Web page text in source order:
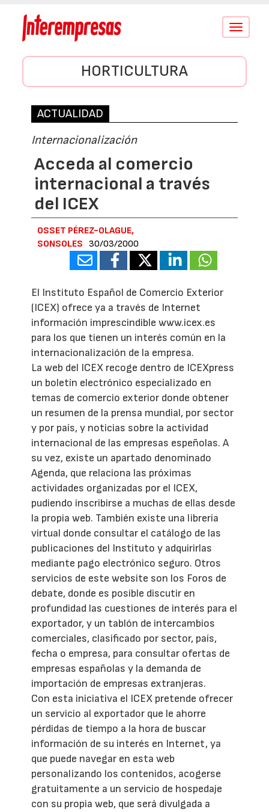
Conmutar
HORTICULTURA
ACTUALIDAD
Internacionalización
Acceda al comercio
internacional a través
del ICEX
OSSET PÉREZ-OLAGUE,
SONSOLES
30/03/2000
El Instituto Español de Comercio Exterior
(ICEX) ofrece ya a través de Internet
información imprescindible www.icex.es
para los que tienen un interés común en la
internacionalización de la empresa.
La web del ICEX recoge dentro de ICEXpress
un boletín electrónico especializado en
temas de comercio exterior donde obtener
un resumen de la prensa mundial, por sector
y por país, y noticias sobre la actividad
internacional de las empresas espeñolas. A
su vez, existe un apartado denominado
Agenda, que relaciona las próximas
actividades organizadas por el ICEX,
pudiendo inscribirse a muchas de ellas desde
la propia web. También existe una librería
virtual donde consultar el catálogo de las
publicaciones del Instituto y adquirirlas
mediante pago electrónico seguro. Otros
servicios de este website son los Foros de
debate, donde es posible discutir en
profundidad las cuestiones de interés para el
exportador, y un tablón de intercambios
comerciales, clasificado por sector, país,
fecha o empresa, para consultar ofertas de
empresas españolas y la demanda de
importación de empresas extranjeras.
Con esta iniciativa el ICEX pretende ofrecer
un servicio al exportador que le ahorre
pérdidas de tiempo a la hora de buscar
información de su interés en Internet, ya
que puede navegar en esta web
personalizando los contenidos, acogerse
gratuitamente a un servicio de hospedaje
con su propia web, que será divulgada a